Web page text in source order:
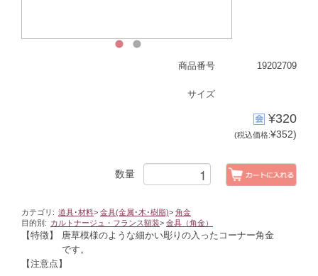
19202709
商品番号
サイズ
¥320
(税込価格:¥352)
数量
カテゴリ: 道具･材料> 金具(金属･木･樹脂)> 角金
目的別: カルトナージュ・フランス額装> 金具（角金）
【特徴】
唐草模様のような細かい彫りの入ったコーナー角金
です。
【注意点】